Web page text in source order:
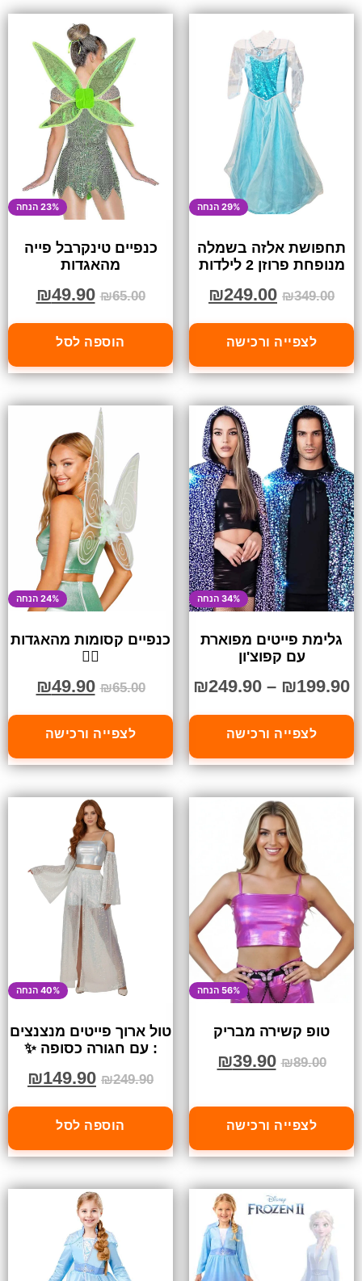
29% הנחה
תחפושת אלזה בשמלה
מנופחת פרוזן 2 לילדות
₪349.00
₪249.00
לצפייה ורכישה
23% הנחה
כנפיים טינקרבל פייה
מהאגדות
₪65.00
₪49.90
הוספה לסל
34% הנחה
גלימת פייטים מפוארת
עם קפוצ'ון
₪199.90
–
₪249.90
לצפייה ורכישה
24% הנחה
כנפיים קסומות מהאגדות
🧚‍♀️
₪65.00
₪49.90
לצפייה ורכישה
56% הנחה
טופ קשירה מבריק
₪89.00
₪39.90
לצפייה ורכישה
40% הנחה
טול ארוך פייטים מנצנצים
: עם חגורה כסופה ✨
₪249.90
₪149.90
הוספה לסל